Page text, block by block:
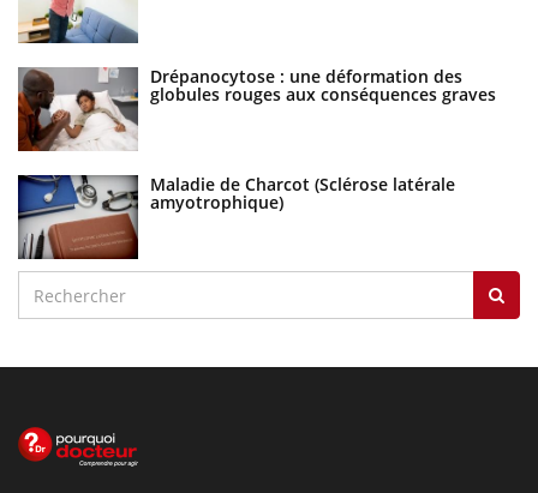
Drépanocytose : une déformation des
globules rouges aux conséquences graves
Maladie de Charcot (Sclérose latérale
amyotrophique)